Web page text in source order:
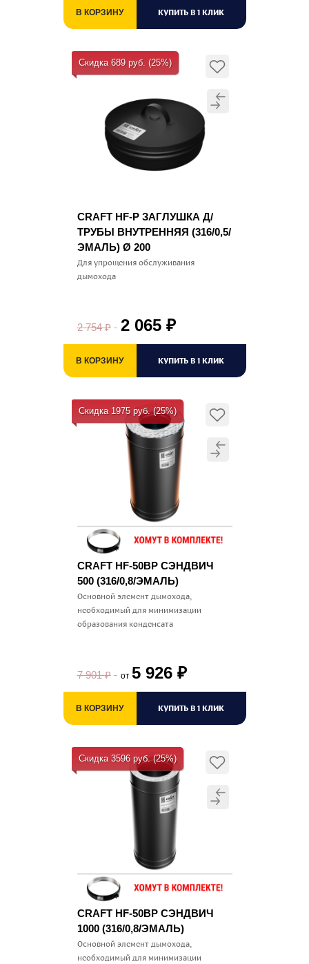
В КОРЗИНУ КУПИТЬ В 1 КЛИК
Скидка 689 руб. (25%)
CRAFT HF-P ЗАГЛУШКА Д/
ТРУБЫ ВНУТРЕННЯЯ (316/0,5/
ЭМАЛЬ) Ø 200
Для упрощения обслуживания
дымохода
2 754₽ 2 065 ₽
В КОРЗИНУ КУПИТЬ В 1 КЛИК
Скидка 1975 руб. (25%)
CRAFT HF-50BP СЭНДВИЧ
500 (316/0,8/ЭМАЛЬ)
Основной элемент дымохода,
необходимый для минимизации
образования конденсата
7 901₽ от 5 926 ₽
В КОРЗИНУ КУПИТЬ В 1 КЛИК
Скидка 3596 руб. (25%)
CRAFT HF-50BP СЭНДВИЧ
1000 (316/0,8/ЭМАЛЬ)
Основной элемент дымохода,
необходимый для минимизации